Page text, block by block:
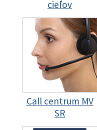
cieľov
Call centrum MV
SR